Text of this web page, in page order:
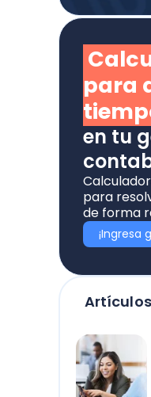
para
en tu
para
de forma
¡Ingresa